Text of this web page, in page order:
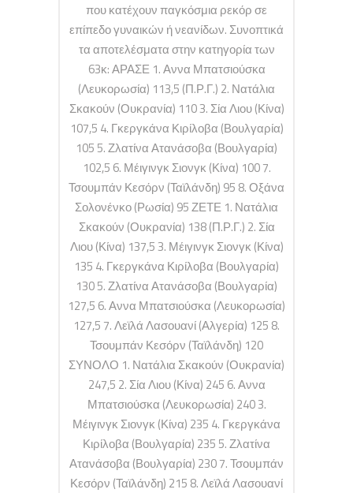
που κατέχουν παγκόσμια ρεκόρ σε
επίπεδο γυναικών ή νεανίδων. Συνοπτικά
τα αποτελέσματα στην κατηγορία των
63κ: ΑΡΑΣΕ 1. Αννα Μπατσιούσκα
(Λευκορωσία) 113,5 (Π.Ρ.Γ.) 2. Νατάλια
Σκακούν (Ουκρανία) 110 3. Σία Λιου (Κίνα)
107,5 4. Γκεργκάνα Κιρίλοβα (Βουλγαρία)
105 5. Ζλατίνα Ατανάσοβα (Βουλγαρία)
102,5 6. Μέιγινγκ Σιονγκ (Κίνα) 100 7.
Τσουμπάν Κεσόρν (Ταϊλάνδη) 95 8. Οξάνα
Σολονένκο (Ρωσία) 95 ΖΕΤΕ 1. Νατάλια
Σκακούν (Ουκρανία) 138 (Π.Ρ.Γ.) 2. Σία
Λιου (Κίνα) 137,5 3. Μέιγινγκ Σιονγκ (Κίνα)
135 4. Γκεργκάνα Κιρίλοβα (Βουλγαρία)
130 5. Ζλατίνα Ατανάσοβα (Βουλγαρία)
127,5 6. Αννα Μπατσιούσκα (Λευκορωσία)
127,5 7. Λεϊλά Λασουανί (Αλγερία) 125 8.
Τσουμπάν Κεσόρν (Ταϊλάνδη) 120
ΣΥΝΟΛΟ 1. Νατάλια Σκακούν (Ουκρανία)
247,5 2. Σία Λιου (Κίνα) 245 6. Αννα
Μπατσιούσκα (Λευκορωσία) 240 3.
Μέιγινγκ Σιονγκ (Κίνα) 235 4. Γκεργκάνα
Κιρίλοβα (Βουλγαρία) 235 5. Ζλατίνα
Ατανάσοβα (Βουλγαρία) 230 7. Τσουμπάν
Κεσόρν (Ταϊλάνδη) 215 8. Λεϊλά Λασουανί